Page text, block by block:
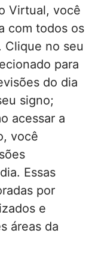
Virtual, você
com todos os
Clique no seu
para
do dia
signo;
acessar a
você
Essas
por
e
áreas da